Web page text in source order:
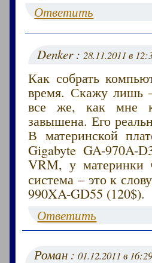
Ответить
Denker :28.11.2011 в
Как собрать
время. Скажу лишь
все же, как мне
завышена. Его
В материнской
Gigabyte GA-970A-
VRM, у материнки
система – это к
990XA-GD55 (120$).
Ответить
Роман :01.12.2011 в